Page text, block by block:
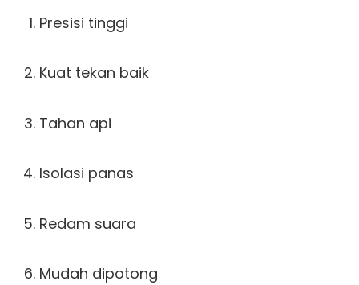
Presisi tinggi
Kuat tekan baik
Tahan api
Isolasi panas
Redam suara
Mudah dipotong